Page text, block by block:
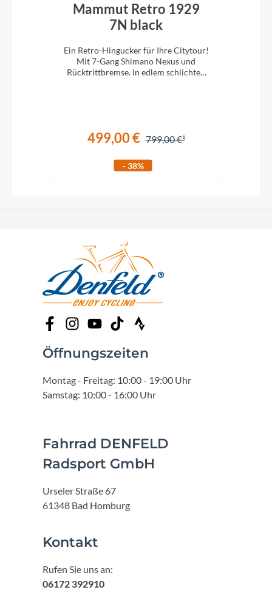
Mammut Retro 1929
7N black
Ein Retro-Hingucker für Ihre Citytour!
Mit 7-Gang Shimano Nexus und
Rücktrittbremse. In edlem schlichten
499,00 € 799,00 €
- 38%
Öffnungszeiten
Montag - Freitag: 10:00 - 19:00 Uhr
Samstag: 10:00 - 16:00 Uhr
Fahrrad DENFELD
Radsport GmbH
Urseler Straße 67
61348 Bad Homburg
Kontakt
Rufen Sie uns an:
06172 392910